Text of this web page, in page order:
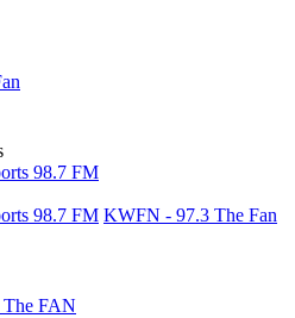
98.7 FM
98.7 FM KWFN - 97.3 The Fan
The FAN